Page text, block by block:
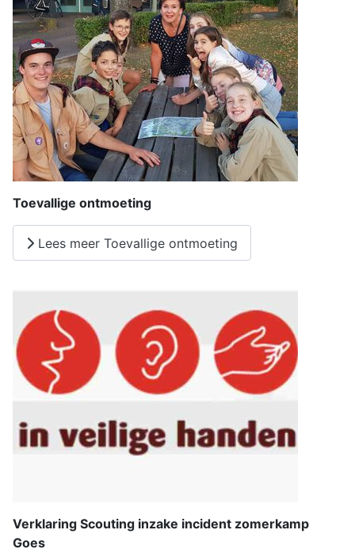
Toevallige ontmoeting
Lees meer Toevallige ontmoeting
Verklaring Scouting inzake incident zomerkamp
Goes